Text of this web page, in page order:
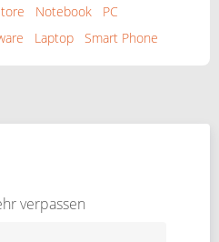
Notebook
PC
Laptop Smart Phone
verpassen